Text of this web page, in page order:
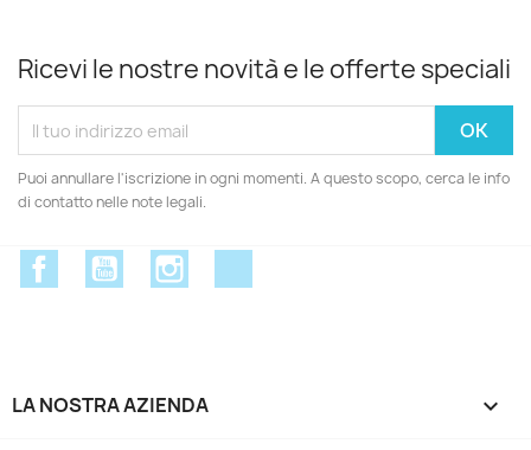
Ricevi le nostre novità e le offerte speciali
Puoi annullare l'iscrizione in ogni momenti. A questo scopo, cerca le info
di contatto nelle note legali.
FacebookYouTube
LA NOSTRA AZIENDA 